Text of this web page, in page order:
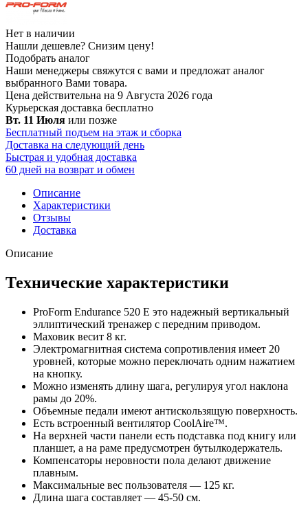
Нет в наличии
Нашли дешевле? Снизим цену!
Подобрать аналог
Наши менеджеры свяжутся с вами и предложат аналог
выбранного Вами товара.
Цена действительна на 9 Августа 2026 года
Курьерская доставка бесплатно
Вт. 11 Июля или позже
Бесплатный подъем на этаж и сборка
Доставка на следующий день
Быстрая и удобная доставка
60 дней на возврат и обмен
Описание
Характеристики
Отзывы
Доставка
Описание
Технические характеристики
ProForm Endurance 520 E это надежный вертикальный
эллиптический тренажер с передним приводом.
Маховик весит 8 кг.
Электромагнитная система сопротивления имеет 20
уровней, которые можно переключать одним нажатием
на кнопку.
Можно изменять длину шага, регулируя угол наклона
рамы до 20%.
Объемные педали имеют антискользящую поверхность.
Есть встроенный вентилятор CoolAire™.
На верхней части панели есть подставка под книгу или
планшет, а на раме предусмотрен бутылкодержатель.
Компенсаторы неровности пола делают движение
плавным.
Максимальные вес пользователя — 125 кг.
Длина шага составляет — 45-50 см.